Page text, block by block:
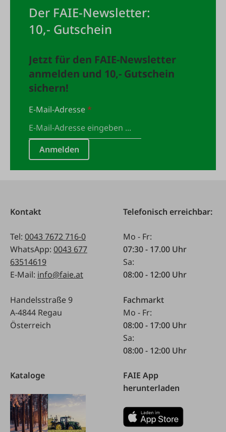
Der FAIE-Newsletter:
10,- Gutschein
Jetzt für den FAIE-Newsletter
anmelden und 10,- Gutschein
sichern!
E-Mail-Adresse*
Anmelden
Kontakt
Tel: 0043 7672 716-0
WhatsApp: 0043 677
63514619
E-Mail: info@faie.at
Handelsstraße 9
A-4844 Regau
Österreich
Telefonisch erreichbar:
Mo - Fr:
07:30 - 17.00 Uhr
Sa:
08:00 - 12:00 Uhr
Fachmarkt
Mo - Fr:
08:00 - 17:00 Uhr
Sa:
08:00 - 12:00 Uhr
Kataloge
FAIE App
herunterladen